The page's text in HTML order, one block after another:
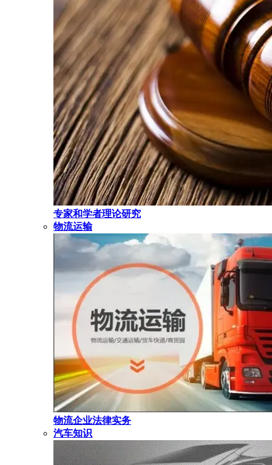
专家和学者理论研究
物流运输
物流企业法律实务
汽车知识